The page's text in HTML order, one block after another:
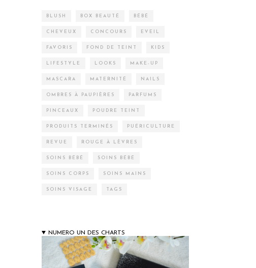
BLUSH BOX BEAUTÉ BÉBÉ
CHEVEUX CONCOURS EVEIL
FAVORIS FOND DE TEINT KIDS
LIFESTYLE LOOKS MAKE-UP
MASCARA MATERNITÉ NAILS
OMBRES À PAUPIÈRES PARFUMS
PINCEAUX POUDRE TEINT
PRODUITS TERMINÉS PUÉRICULTURE
REVUE ROUGE À LÈVRES
SOINS BÉBÉ SOINS BÉBÉ
SOINS CORPS SOINS MAINS
SOINS VISAGE TAGS
NUMERO UN DES CHARTS